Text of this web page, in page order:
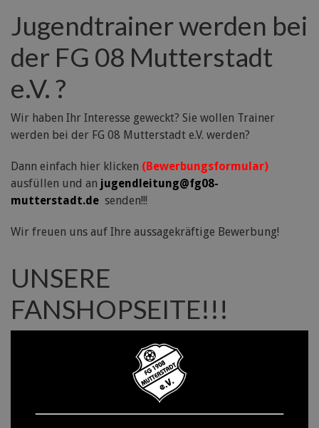
Jugendtrainer werden bei
der FG 08 Mutterstadt
e.V. ?
Wir haben Ihr Interesse geweckt? Sie wollen Trainer
werden bei der FG 08 Mutterstadt e.V. werden?
Dann einfach hier klicken (Bewerbungsformular)
ausfüllen und an jugendleitung@fg08-
mutterstadt.de senden!!!
Wir freuen uns auf Ihre aussagekräftige Bewerbung!
UNSERE
FANSHOPSEITE!!!